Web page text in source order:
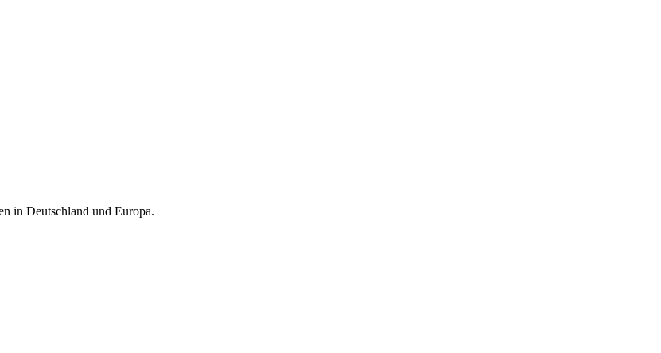
in Deutschland und Europa.